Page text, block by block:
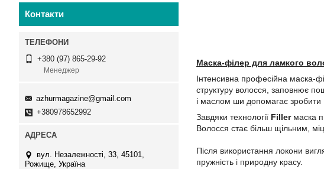
Маска-філер для ламкого
Інтенсивна професійна маска-
структуру волосся, заповнює
і маслом ши допомагає зробити
Завдяки технології Fillerмаска
Волосся стає більш щільним,
Після використання локони
пружність і природну красу.
Контакти
+380 (97) 865-29-92
Менеджер
azhurmagazine@gmail.com
+380978652992
вул. Незалежності, 33, 45101,
Рожище, Україна